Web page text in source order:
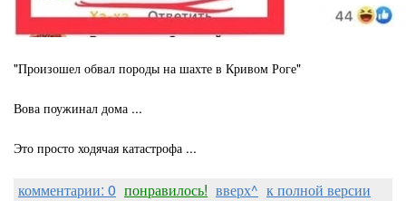
"Произошел обвал породы на шахте в Кривом Роге"
Вова поужинал дома ...
Это просто ходячая катастрофа ...
комментарии: 0 понравилось! вверх^ к полной версии